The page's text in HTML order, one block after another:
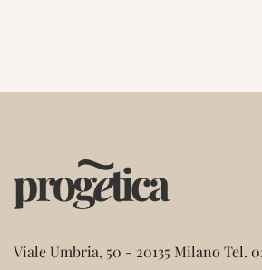
Viale Umbria, 50 - 20135 Milano Tel.